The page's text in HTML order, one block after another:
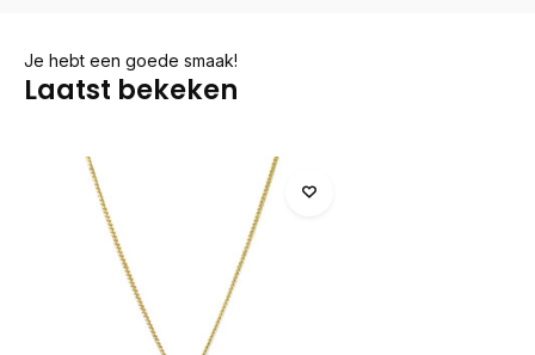
Je hebt een goede smaak!
Laatst bekeken